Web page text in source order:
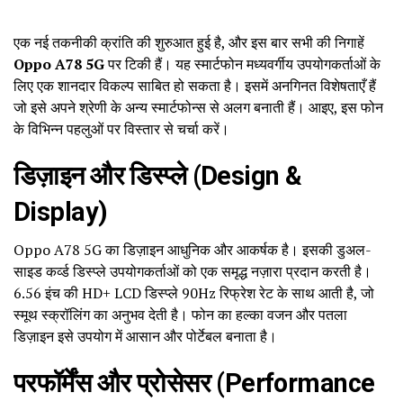
एक नई तकनीकी क्रांति की शुरुआत हुई है, और इस बार सभी की निगाहें
Oppo A78 5Gपर टिकी हैं। यह स्मार्टफोन मध्यवर्गीय उपयोगकर्ताओं के
लिए एक शानदार विकल्प साबित हो सकता है। इसमें अनगिनत विशेषताएँ हैं
जो इसे अपने श्रेणी के अन्य स्मार्टफोन्स से अलग बनाती हैं। आइए, इस फोन
के विभिन्न पहलुओं पर विस्तार से चर्चा करें।
डिज़ाइन और डिस्प्ले (Design &
Display)
Oppo A78 5G का डिज़ाइन आधुनिक और आकर्षक है। इसकी डुअल-
साइड कर्व्ड डिस्प्ले उपयोगकर्ताओं को एक समृद्ध नज़ारा प्रदान करती है।
6.56 इंच की HD+ LCD डिस्प्ले 90Hz रिफ्रेश रेट के साथ आती है, जो
स्मूथ स्क्रॉलिंग का अनुभव देती है। फोन का हल्का वजन और पतला
डिज़ाइन इसे उपयोग में आसान और पोर्टेबल बनाता है।
परफॉर्मेंस और प्रोसेसर (Performance